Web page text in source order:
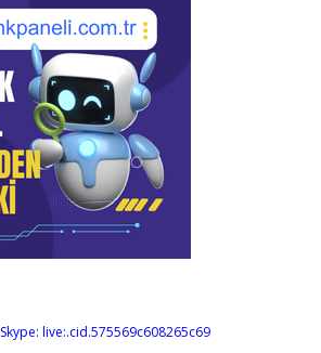
Skype: live:.cid.575569c608265c69